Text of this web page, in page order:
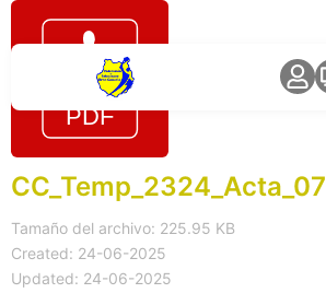
CC_Temp_2324_Acta_07
Tamaño del archivo: 225.95 KB
Created: 24-06-2025
Updated: 24-06-2025